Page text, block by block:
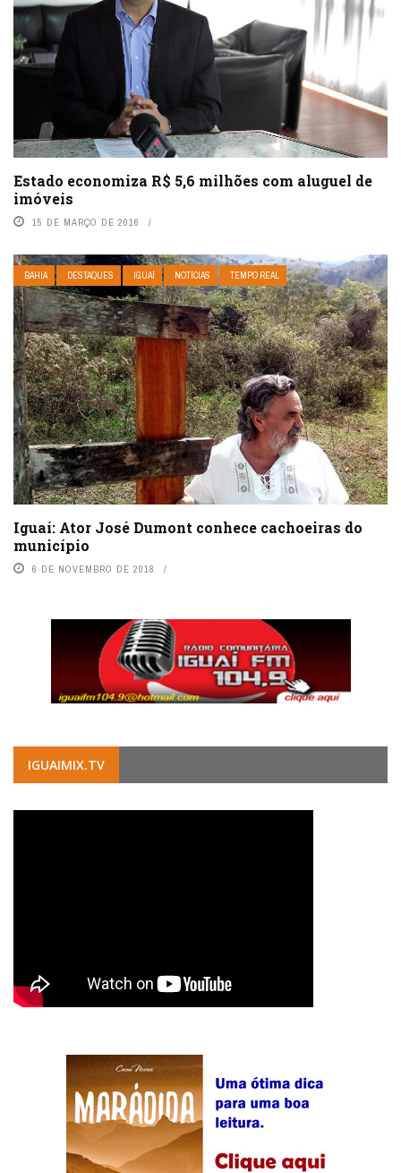
Estado economiza R$ 5,6 milhões com aluguel de
imóveis
15 DE MARÇO DE 2016
BAHIA DESTAQUES IGUAÍ NOTÍCIAS TEMPO REAL
Iguaí: Ator José Dumont conhece cachoeiras do
município
6 DE NOVEMBRO DE 2018
IGUAIMIX.TV